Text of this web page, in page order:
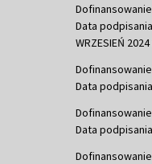
Dofinansowanie
Data
WRZESIEŃ
Dofinansowanie
Data
Dofinansowanie
Data
Dofinansowanie